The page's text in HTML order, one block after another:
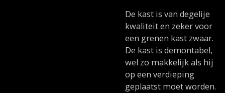
De kast is van degelije
kwaliteit en zeker voor
een grenen kast zwaar.
De kast is demontabel,
wel zo makkelijk als hij
op een verdieping
geplaatst moet worden.